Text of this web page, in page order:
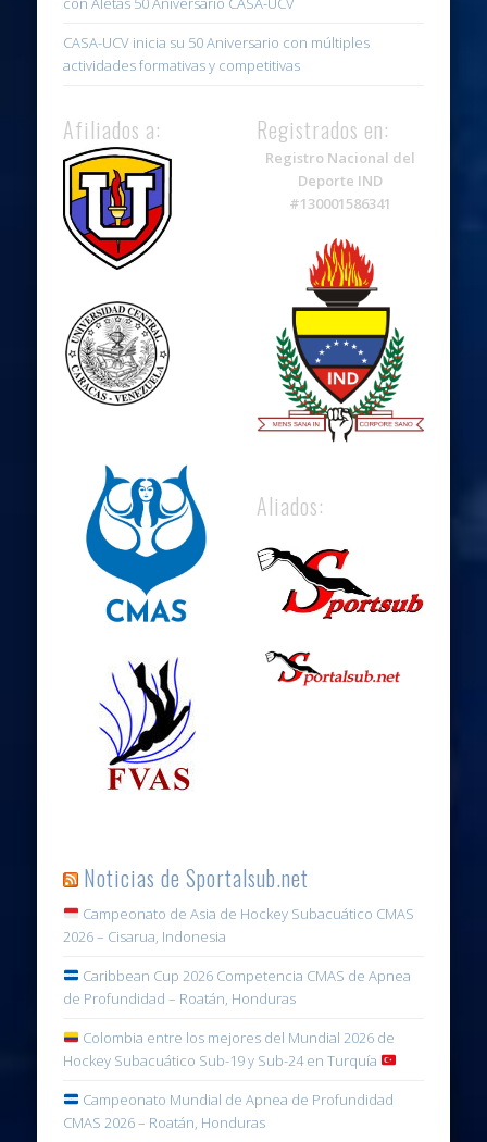
CASA-UCV inicia su 50 Aniversario con múltiples
actividades formativas y competitivas
Afiliados a: Registrados en:
Registro Nacional del
Deporte IND
#130001586341
Aliados:
Noticias de Sportalsub.net
Campeonato de Asia de Hockey Subacuático CMAS
2026 – Cisarua, Indonesia
Caribbean Cup 2026 Competencia CMAS de Apnea
de Profundidad – Roatán, Honduras
Colombia entre los mejores del Mundial 2026 de
Hockey Subacuático Sub-19 y Sub-24 en Turquía
Campeonato Mundial de Apnea de Profundidad
CMAS 2026 – Roatán, Honduras